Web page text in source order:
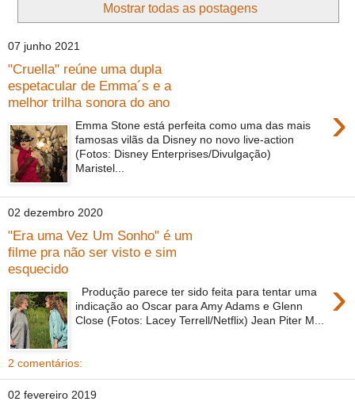
Mostrar todas as postagens
07 junho 2021
"Cruella" reúne uma dupla
espetacular de Emma´s e a
melhor trilha sonora do ano
›
Emma Stone está perfeita como uma das mais
famosas vilãs da Disney no novo live-action
(Fotos: Disney Enterprises/Divulgação)
Maristel...
02 dezembro 2020
"Era uma Vez Um Sonho" é um
filme pra não ser visto e sim
esquecido
›
Produção parece ter sido feita para tentar uma
indicação ao Oscar para Amy Adams e Glenn
Close (Fotos: Lacey Terrell/Netflix) Jean Piter M...
2 comentários:
02 fevereiro 2019